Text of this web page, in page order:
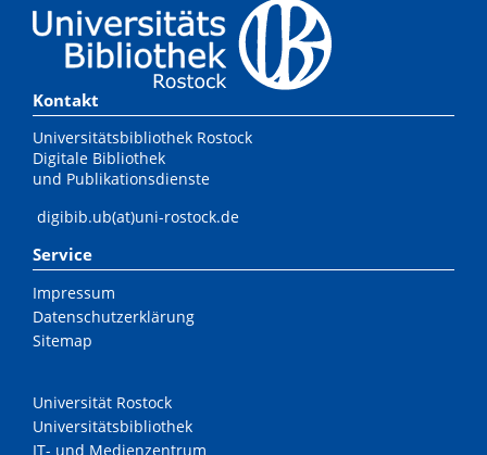
Kontakt
Universitätsbibliothek Rostock
Digitale Bibliothek
und Publikationsdienste
digibib.ub(at)uni-rostock.de
Service
Impressum
Datenschutzerklärung
Sitemap
Universität Rostock
Universitätsbibliothek
IT- und Medienzentrum